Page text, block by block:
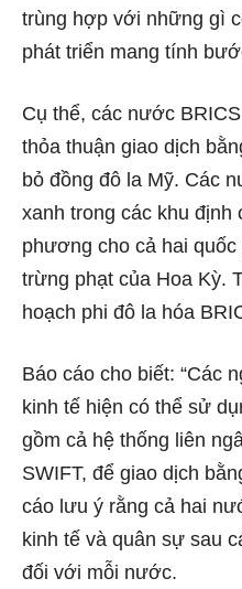
trùng hợp với những gì
phát triển mang tính
Cụ thể, các nước
thỏa thuận giao dịch
bỏ đồng đô la Mỹ. Các
xanh trong các khu
phương cho cả hai
trừng phạt của Hoa Kỳ.
hoạch phi đô la hóa
Báo cáo cho biết: “Các
kinh tế hiện có thể sử
gồm cả hệ thống liên
SWIFT, để giao dịch
cáo lưu ý rằng cả hai
kinh tế và quân sự sau
đối với mỗi nước.